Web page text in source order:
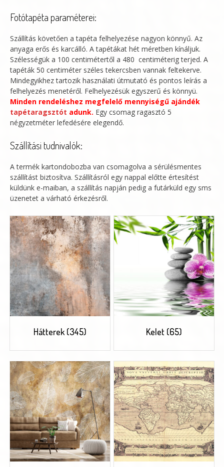
Fotótapéta paraméterei:
Szállítás követően a tapéta felhelyezése nagyon könnyű. Az
anyaga erős és karcálló. A tapétákat hét méretben kínáljuk.
Szélességük a 100 centimétertől a 480 centiméterig terjed. A
tapéták 50 centiméter széles tekercsben vannak feltekerve.
Mindegyikhez tartozik használati útmutató és pontos leírás a
felhelyezés menetéről. Felhelyezésük egyszerű és könnyü.
Minden rendeléshez megfelelő mennyiségű ajándék
tapétaragsztót adunk. Egy csomag ragasztó 5
négyzetméter lefedésére elegendő.
Szállítási tudnivalók:
A termék kartondobozba van csomagolva a sérülésmentes
szállítást biztosítva. Szállításról egy nappal előtte értesítést
küldünk e-maiban, a szállítás napján pedig a futárküld egy sms
üzenetet a várható érkezésről.
Hátterek (345) Kelet (65)